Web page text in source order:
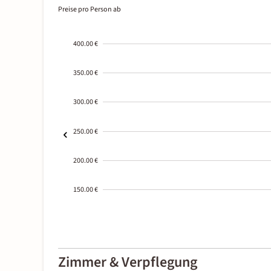
Preise pro Person ab
400.00 €
350.00 €
300.00 €
250.00 €
200.00 €
150.00 €
01-02
Zimmer & Verpflegung